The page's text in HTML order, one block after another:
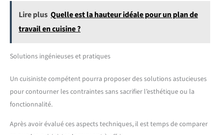
Lire plus Quelle est la hauteur idéale pour un plan de
travail en cuisine ?
Solutions ingénieuses et pratiques
Un cuisiniste compétent pourra proposer des solutions astucieuses
pour contourner les contraintes sans sacrifier l’esthétique ou la
fonctionnalité.
Après avoir évalué ces aspects techniques, il est temps de comparer